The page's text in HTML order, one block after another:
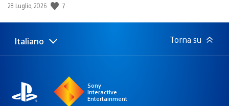
Data
pubblicazione:
28 Luglio, 2026 7
Seleziona
Regione
Italiano Torna su
Sony
Interactive
Entertainment